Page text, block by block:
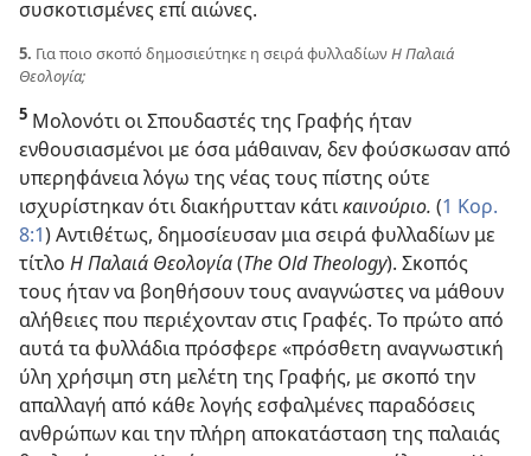
συσκοτισμένες επί αιώνες.
5. Για ποιο σκοπό δημοσιεύτηκε η σειρά φυλλαδίωνΗ Παλαιά
Θεολογία;
5 Μολονότι οι Σπουδαστές της Γραφής ήταν
ενθουσιασμένοι με όσα μάθαιναν, δεν φούσκωσαν από
υπερηφάνεια λόγω της νέας τους πίστης ούτε
ισχυρίστηκαν ότι διακήρυτταν κάτικαινούριο. (1 Κορ.
8:1) Αντιθέτως, δημοσίευσαν μια σειρά φυλλαδίων με
τίτλο Η Παλαιά Θεολογία(The Old Theology). Σκοπός
τους ήταν να βοηθήσουν τους αναγνώστες να μάθουν
αλήθειες που περιέχονταν στις Γραφές. Το πρώτο από
αυτά τα φυλλάδια πρόσφερε «πρόσθετη αναγνωστική
ύλη χρήσιμη στη μελέτη της Γραφής, με σκοπό την
απαλλαγή από κάθε λογής εσφαλμένες παραδόσεις
ανθρώπων και την πλήρη αποκατάσταση της παλαιάς